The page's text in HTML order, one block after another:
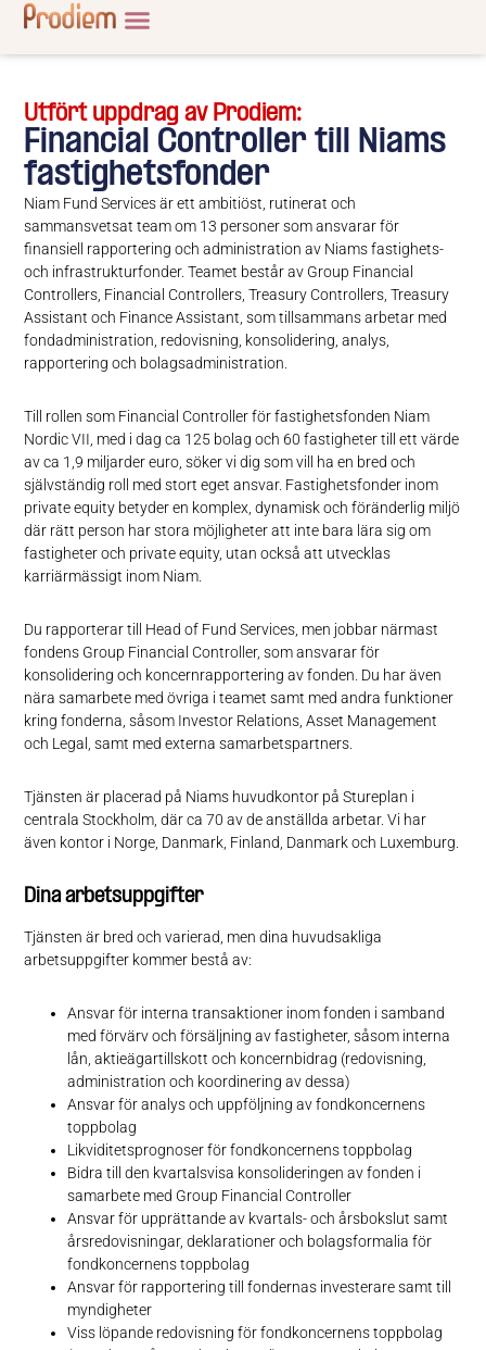
Utfört uppdrag av Prodiem:
Financial Controller till Niams
fastighetsfonder
Niam Fund Services är ett ambitiöst, rutinerat och
sammansvetsat team om 13 personer som ansvarar för
finansiell rapportering och administration av Niams fastighets-
och infrastrukturfonder. Teamet består av Group Financial
Controllers, Financial Controllers, Treasury Controllers, Treasury
Assistant och Finance Assistant, som tillsammans arbetar med
fondadministration, redovisning, konsolidering, analys,
rapportering och bolagsadministration.
Till rollen som Financial Controller för fastighetsfonden Niam
Nordic VII, med i dag ca 125 bolag och 60 fastigheter till ett värde
av ca 1,9 miljarder euro, söker vi dig som vill ha en bred och
självständig roll med stort eget ansvar. Fastighetsfonder inom
private equity betyder en komplex, dynamisk och föränderlig miljö
där rätt person har stora möjligheter att inte bara lära sig om
fastigheter och private equity, utan också att utvecklas
karriärmässigt inom Niam.
Du rapporterar till Head of Fund Services, men jobbar närmast
fondens Group Financial Controller, som ansvarar för
konsolidering och koncernrapportering av fonden. Du har även
nära samarbete med övriga i teamet samt med andra funktioner
kring fonderna, såsom Investor Relations, Asset Management
och Legal, samt med externa samarbetspartners.
Tjänsten är placerad på Niams huvudkontor på Stureplan i
centrala Stockholm, där ca 70 av de anställda arbetar. Vi har
även kontor i Norge, Danmark, Finland, Danmark och Luxemburg.
Dina arbetsuppgifter
Tjänsten är bred och varierad, men dina huvudsakliga
arbetsuppgifter kommer bestå av:
Ansvar för interna transaktioner inom fonden i samband
med förvärv och försäljning av fastigheter, såsom interna
lån, aktieägartillskott och koncernbidrag (redovisning,
administration och koordinering av dessa)
Ansvar för analys och uppföljning av fondkoncernens
toppbolag
Likviditetsprognoser för fondkoncernens toppbolag
Bidra till den kvartalsvisa konsolideringen av fonden i
samarbete med Group Financial Controller
Ansvar för upprättande av kvartals- och årsbokslut samt
årsredovisningar, deklarationer och bolagsformalia för
fondkoncernens toppbolag
Ansvar för rapportering till fondernas investerare samt till
myndigheter
Viss löpande redovisning för fondkoncernens toppbolag